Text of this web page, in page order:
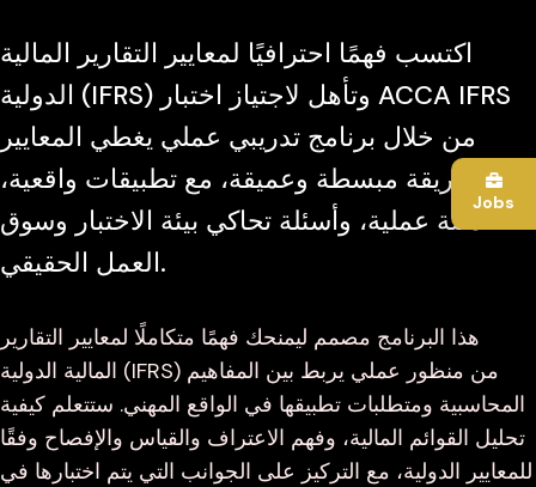
اكتسب فهمًا احترافيًا لمعايير التقارير المالية
الدولية (IFRS) وتأهل لاجتياز اختبار ACCA IFRS
من خلال برنامج تدريبي عملي يغطي المعايير
بطريقة مبسطة وعميقة، مع تطبيقات واقعية،
أمثلة عملية، وأسئلة تحاكي بيئة الاختبار وسوق
العمل الحقيقي.
هذا البرنامج مصمم ليمنحك فهمًا متكاملًا لمعايير التقارير
المالية الدولية (IFRS) من منظور عملي يربط بين المفاهيم
المحاسبية ومتطلبات تطبيقها في الواقع المهني. ستتعلم كيفية
تحليل القوائم المالية، وفهم الاعتراف والقياس والإفصاح وفقًا
للمعايير الدولية، مع التركيز على الجوانب التي يتم اختبارها في
Jobs